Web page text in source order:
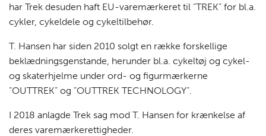
OM OTELLO
KONTAKT OS
har Trek desuden haft EU-varemærkeret til ”TREK” for bl.a.
cykler, cykeldele og cykeltilbehør.
T. Hansen har siden 2010 solgt en række forskellige
beklædningsgenstande, herunder bl.a. cykeltøj og cykel-
og skaterhjelme under ord- og figurmærkerne
”OUTTREK” og ”OUTTREK TECHNOLOGY”.
I 2018 anlagde Trek sag mod T. Hansen for krænkelse af
deres varemærkerettigheder.